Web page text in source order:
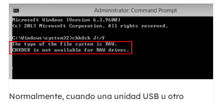
Normalmente, cuando una unidad USB u otro